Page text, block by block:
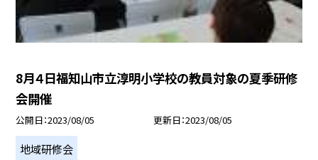
8月４日福知山市立淳明小学校の教員対象の夏季研修
会開催
公開日 2023/08/05 更新日 2023/08/05
地域研修会